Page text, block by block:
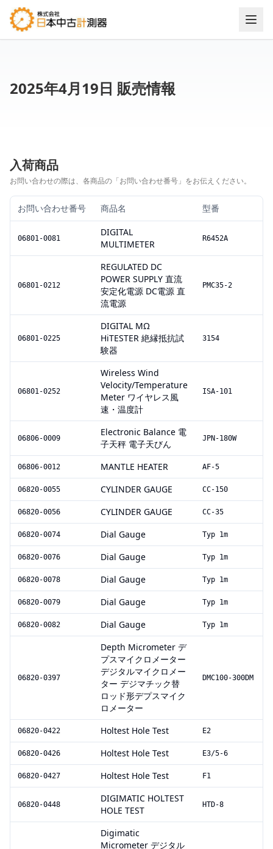
2025年4月19日 販売情報
入荷商品
お問い合わせの際は、各商品の「お問い合わせ番号」をお伝えください。
お問い合わせ番号 商品名 型番
06801-0081
DIGITAL
MULTIMETER
R6452A
06801-0212
REGULATED DC
POWER SUPPLY 直流
安定化電源 DC電源 直
流電源
PMC35-2
06801-0225
DIGITAL MΩ
HiTESTER 絶縁抵抗試
験器
3154
06801-0252
Wireless Wind
Velocity/Temperature
Meter ワイヤレス風
速・温度計
ISA-101
06806-0009
Electronic Balance 電
子天秤 電子天びん
JPN-180W
06806-0012 MANTLE HEATER AF-5
06820-0055 CYLINDER GAUGE CC-150
06820-0056 CYLINDER GAUGE CC-35
06820-0074 Dial Gauge Typ 1m
06820-0076 Dial Gauge Typ 1m
06820-0078 Dial Gauge Typ 1m
06820-0079 Dial Gauge Typ 1m
06820-0082 Dial Gauge Typ 1m
06820-0397
Depth Micrometer デ
プスマイクロメーター
デジタルマイクロメー
ター デジマチック替
ロッド形デプスマイク
ロメーター
DMC100-300DM
06820-0422 Holtest Hole Test E2
06820-0426 Holtest Hole Test E3/5-6
06820-0427 Holtest Hole Test F1
06820-0448
DIGIMATIC HOLTEST
HOLE TEST
HTD-8
Digimatic
Micrometer デジタル